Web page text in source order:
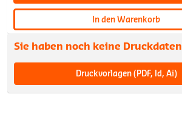
In den Warenkorb
Sie haben noch keine
Druckvorlagen (PDF, Id, Ai)